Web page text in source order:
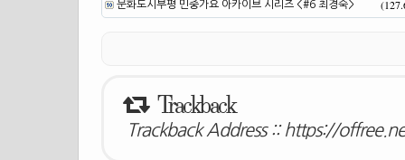
문화도시부평 민중가요 아카이브 시리즈 <#6 최경숙>
Trackback
Trackback Address :: https://